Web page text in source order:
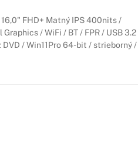
FHD+ Matný IPS 400nits /
Graphics / WiFi / BT / FPR / USB 3.2
/ Win11Pro 64-bit / strieborný /